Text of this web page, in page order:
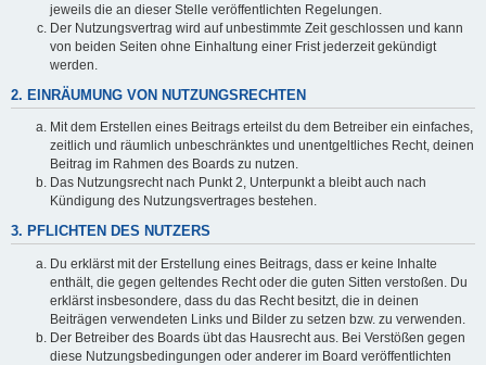
jeweils die an dieser Stelle veröffentlichten Regelungen.
Der Nutzungsvertrag wird auf unbestimmte Zeit geschlossen und kann
von beiden Seiten ohne Einhaltung einer Frist jederzeit gekündigt
werden.
2. EINRÄUMUNG VON NUTZUNGSRECHTEN
Mit dem Erstellen eines Beitrags erteilst du dem Betreiber ein einfaches,
zeitlich und räumlich unbeschränktes und unentgeltliches Recht, deinen
Beitrag im Rahmen des Boards zu nutzen.
Das Nutzungsrecht nach Punkt 2, Unterpunkt a bleibt auch nach
Kündigung des Nutzungsvertrages bestehen.
3. PFLICHTEN DES NUTZERS
Du erklärst mit der Erstellung eines Beitrags, dass er keine Inhalte
enthält, die gegen geltendes Recht oder die guten Sitten verstoßen. Du
erklärst insbesondere, dass du das Recht besitzt, die in deinen
Beiträgen verwendeten Links und Bilder zu setzen bzw. zu verwenden.
Der Betreiber des Boards übt das Hausrecht aus. Bei Verstößen gegen
diese Nutzungsbedingungen oder anderer im Board veröffentlichten